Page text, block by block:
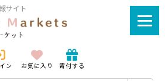
サイト
ン お気に入り 寄付する